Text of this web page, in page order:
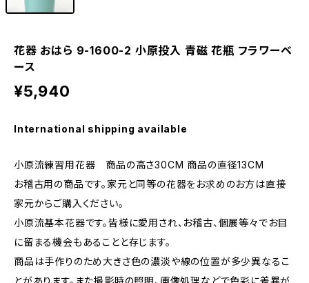
花器 おはら 9-1600-2 小原投入 青磁 花瓶 フラワーベ
ース
¥5,940
International shipping available
小原流練習用花器 商品の高さ30CM 商品の直径13CM
お稽古用の商品です。家元と同等の花器をお求めのお方は直接
家元からご購入ください。
小原流基本花器です。皆様に愛用され、お稽古、個展等々でお目
に留まる機会もあることと存じます。
商品は手作りのため大きさ色の濃淡や線の位置が多少異なるこ
とがあります。また撮影時の照明、画像処理などで色彩に差異が